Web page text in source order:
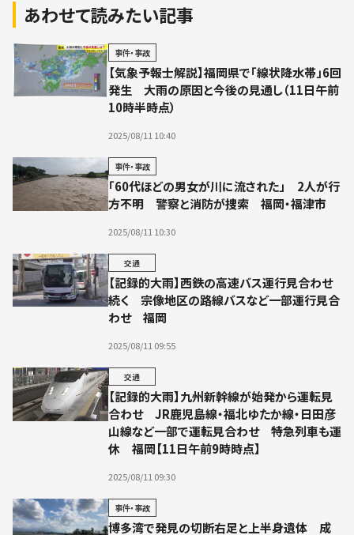
あわせて読みたい記事
事件・事故
【気象予報士解説】福岡県で「線状降水帯」6回
発生 大雨の原因と今後の見通し（11日午前
10時半時点）
2025/08/11 10:40
事件・事故
「60代ほどの男女が川に流された」 2人が行
方不明 警察と消防が捜索 福岡・福津市
2025/08/11 10:30
交通
【記録的大雨】西鉄の高速バス運行見合わせ
続く 宗像地区の路線バスなど一部運行見合
わせ 福岡
2025/08/11 09:55
交通
【記録的大雨】九州新幹線が始発から運転見
合わせ JR鹿児島線・福北ゆたか線・日田彦
山線など一部で運転見合わせ 特急列車も運
休 福岡【11日午前9時時点】
2025/08/11 09:30
事件・事故
博多湾で発見の切断右足と上半身遺体 成